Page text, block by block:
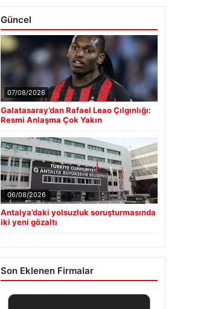
Güncel
07/08/2026
Galatasaray’dan Rafael Leao Çılgınlığı:
Resmi Anlaşma Çok Yakın
06/08/2026
Antalya’daki yolsuzluk soruşturmasında
iki yeni gözaltı
Son Eklenen Firmalar